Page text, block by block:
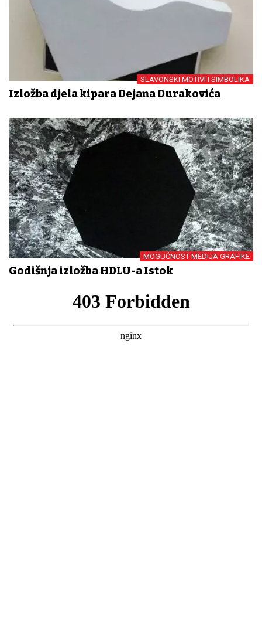
SLAVONSKI MOTIVI I SIMBOLIKA
Izložba djela kipara Dejana Durakovića
MOGUĆNOST MEDIJA GRAFIKE
Godišnja izložba HDLU-a Istok